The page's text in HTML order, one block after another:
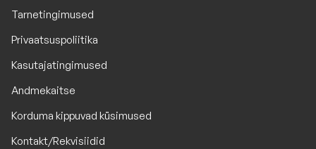
Tarnetingimused
Privaatsuspoliitika
Kasutajatingimused
Andmekaitse
Korduma kippuvad küsimused
Kontakt/Rekvisiidid